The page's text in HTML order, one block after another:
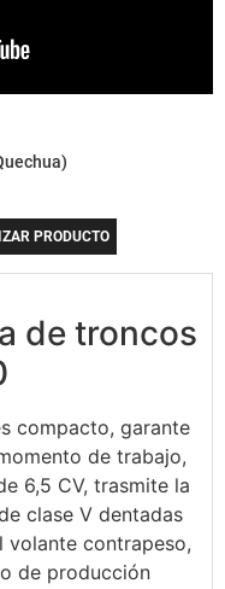
PRODUCTO
de troncos
compacto, garante
de trabajo,
6,5 CV, trasmite la
clase V dentadas
volante contrapeso,
de producción